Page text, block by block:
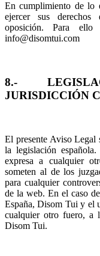
En cumplimiento de lo
ejercer sus derechos
oposición. Para
info@disomtui.com
8.-
JURISDICCIÓN
El presente Aviso Legal
la legislación
expresa a cualquier
someten al de los
para cualquier
de la web. En el caso
España, Disom Tui y el
cualquier otro fuero, a
Disom Tui.